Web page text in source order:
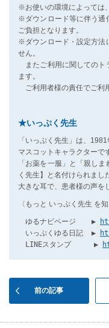
※お使いの環境によっては
※ダウンロード等に伴う通
ご負担となります。
※ダウンロード・設定方法
せん。
またご利用に関してのト
ます。
ご利用者様の責任でご利
★いっぷく先生
「いっぷく先生」は、
マスコットキャラクターで
「お薬を一服」と「親し
く先生】と名付けられまし
大きな耳で、患者様の声を
〈もっと いっぷく先生 を
ゆるナビページ　  ▶
いっぷくゆる日記  ▶
LINEスタンプ　 　 ▶
前の記事